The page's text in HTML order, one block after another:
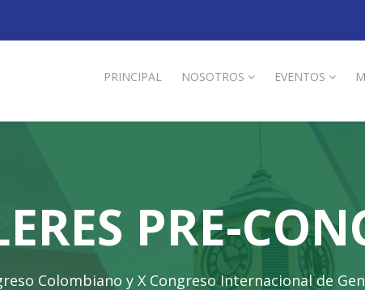
PRINCIPAL NOSOTROS EVENTOS
PRE-
Colombiano y X Congreso Internacional de